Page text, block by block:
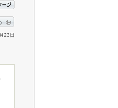
23日